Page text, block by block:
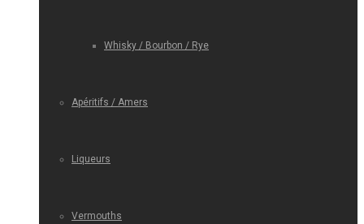
Whisky / Bourbon / Rye
Apéritifs / Amers
Liqueurs
Vermouths